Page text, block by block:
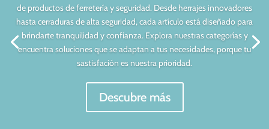
de productos de ferretería y seguridad. Desde herrajes innovadores
hasta cerraduras de alta seguridad, cada artículo está diseñado para
brindarte tranquilidad y confianza. Explora nuestras categorías y
encuentra soluciones que se adaptan a tus necesidades, porque tu
sastisfación es nuestra prioridad.
Descubre más